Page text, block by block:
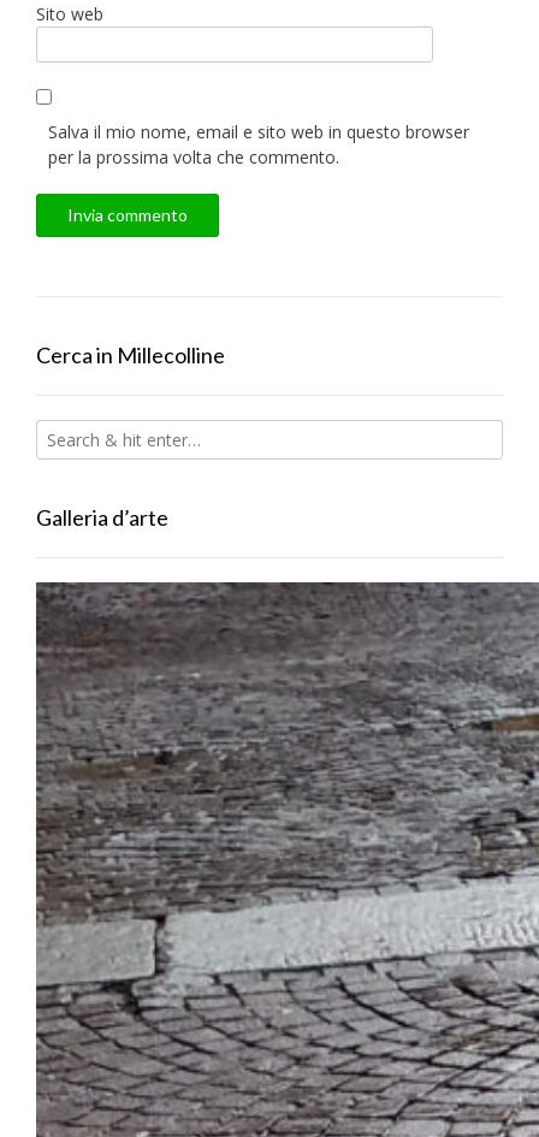
Sito web
Salva il mio nome, email e sito web in questo browser
per la prossima volta che commento.
Cerca in Millecolline
Galleria d’arte